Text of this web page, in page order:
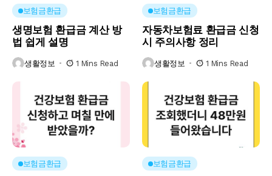
보험금환급
생명보험 환급금 계산 방
법 쉽게 설명
생활정보 1 Mins Read
보험금환급
자동차보험료 환급금 신청
시 주의사항 정리
생활정보 1 Mins Read
보험금환급 보험금환급